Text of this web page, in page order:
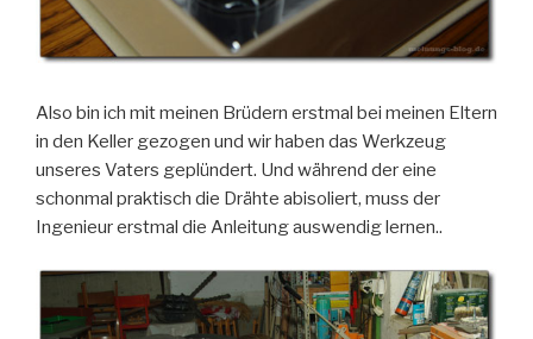
Also bin ich mit meinen Brüdern erstmal bei meinen Eltern
in den Keller gezogen und wir haben das Werkzeug
unseres Vaters geplündert. Und während der eine
schonmal praktisch die Drähte abisoliert, muss der
Ingenieur erstmal die Anleitung auswendig lernen..